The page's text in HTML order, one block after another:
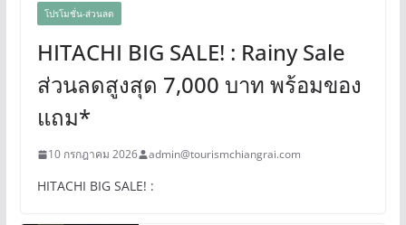
โปรโมชั่น-ส่วนลด
HITACHI BIG SALE! : Rainy Sale
ส่วนลดสูงสุด 7,000 บาท พร้อมของ
แถม*
10 กรกฎาคม 2026 admin@tourismchiangrai.com
HITACHI BIG SALE! :